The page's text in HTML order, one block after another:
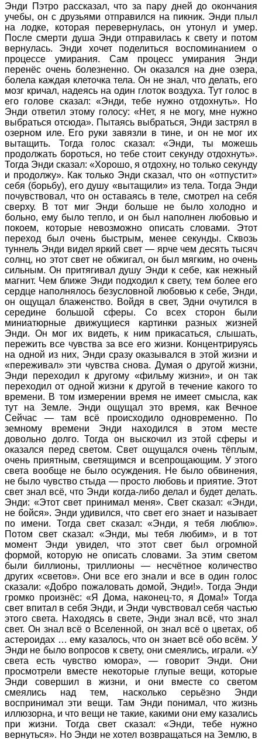
Энди Пэтро рассказал, что за пару дней до окончания
учебы, он с друзьями отправился на пикник. Энди плыл
на лодке, которая перевернулась, он утонул и умер.
После смерти душа Энди отправилась к свету и потом
вернулась. Энди хочет поделиться воспоминанием о
процессе умирания. Сам процесс умирания Энди
перенёс очень болезненно. Он оказался на дне озера,
болела каждая клеточка тела. Он не знал, что делать, его
мозг кричал, надеясь на один глоток воздуха. Тут голос в
его голове сказал: «Энди, тебе нужно отдохнуть». Но
Энди ответил этому голосу: «Нет, я не могу, мне нужно
выбраться отсюда». Пытаясь выбраться, Энди застрял в
озерном иле. Его руки завязли в тине, и он не мог их
вытащить. Тогда голос сказал: «Энди, ты можешь
продолжать бороться, но тебе стоит секунду отдохнуть».
Тогда Энди сказал: «Хорошо, я отдохну, но только секунду
и продолжу». Как только Энди сказал, что он «отпустит»
себя (борьбу), его душу «вытащили» из тела. Тогда Энди
почувствовал, что он оставаясь в теле, смотрел на себя
сверху. В тот миг Энди больше не было холодно и
больно, ему было тепло, и он был наполнен любовью и
покоем, которые невозможно описать словами. Этот
переход был очень быстрым, менее секунды. Сквозь
туннель Энди видел яркий свет — ярче чем десять тысяч
солнц, но этот свет не обжигал, он был мягким, но очень
сильным. Он притягивал душу Энди к себе, как нежный
магнит. Чем ближе Энди подходил к свету, тем более его
сердце наполнялось безусловной любовью к себе, Энди,
он ощущал блаженство. Войдя в свет, Эдни очутился в
середине большой сферы. Со всех сторон были
миниатюрные движущиеся картинки разных жизней
Энди. Он мог их видеть, к ним прикасаться, слышать,
пережить все чувства за все его жизни. Концентрируясь
на одной из них, Энди сразу оказывался в этой жизни и
«переживал» эти чувства снова. Думая о другой жизни,
Энди переходил к другому «фильму жизни», и он так
переходил от одной жизни к другой в течение какого то
времени. В том измерении время не имеет смысла, как
тут на Земле. Энди ощущал это время, как Вечное
Сейчас — там всё происходило одновременно. По
земному времени Энди находился в этом месте
довольно долго. Тогда он выскочил из этой сферы и
оказался перед светом. Свет ощущался очень тёплым,
очень приятным, светящимся и всепрощающим. У этого
света вообще не было осуждения. Не было обвинения,
не было чувство стыда — просто любовь и приятие. Этот
свет знал всё, что Энди когда-либо делал и будет делать.
Энди: «Этот свет принимал меня». Свет сказал: «Энди,
не бойся». Энди удивился, что свет его знает и называет
по имени. Тогда свет сказал: «Энди, я тебя люблю».
Потом свет сказал: «Энди, мы тебя любим», и в тот
момент Энди увидел, что этот свет был огромной
формой, которую не описать словами. За этим светом
были биллионы, триллионы — несчётное количество
других «светов». Они все его знали и все в один голос
сказали: «Добро пожаловать домой, Энди!». Тогда Энди
громко произнёс: «Я Дома, наконец-то, я Дома!» Тогда
свет впитал в себя Энди, и Энди чувствовал себя частью
этого света. Находясь в свете, Энди знал всё, что знал
свет. Он знал всё о Вселенной, он знал всё о цветах, об
астероидах … ему казалось, что он знает всё обо всём. У
Энди не было вопросов к свету, они смеялись, играли. «У
света есть чувство юмора», — говорит Энди. Они
просмотрели вместе некоторые глупые вещи, которые
Энди совершил в жизни, и они вместе со светом
смеялись над тем, насколько серьёзно Энди
воспринимал эти вещи. Там Энди понимал, что жизнь
иллюзорна, и что вещи не такие, какими они ему казались
при жизни. Тогда свет сказал: «Энди, тебе нужно
вернуться». Но Энди не хотел возвращаться на Землю, в